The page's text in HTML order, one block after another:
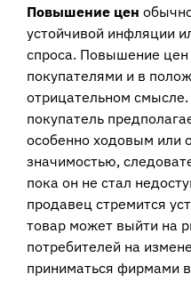
Повышение цен
устойчивой инфляции
спроса. Повышение
покупателями и в
отрицательном
покупатель
особенно ходовым или
значимостью,
пока он не стал
продавец стремится
товар может выйти на
потребителей на
приниматься фирмами